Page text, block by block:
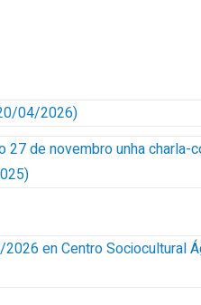
04/2026)
27 de novembro unha charla-
en Centro Sociocultural